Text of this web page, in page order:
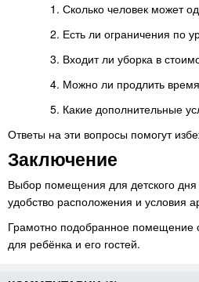
Сколько человек может
Есть ли ограничения по
Входит ли уборка в
Можно ли продлить
Какие дополнительные
Ответы на эти вопросы помогут
Заключение
Выбор помещения для детского дня
удобство расположения и условия
Грамотно подобранное помещение
для ребёнка и его гостей.